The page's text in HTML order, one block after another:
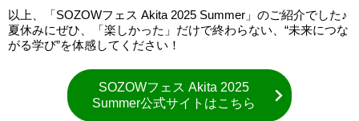
以上、「SOZOWフェス Akita 2025 Summer」のご紹介でした♪
夏休みにぜひ、「楽しかった」だけで終わらない、“未来につな
がる学び”を体感してください！
SOZOWフェス Akita 2025
Summer公式サイトはこちら